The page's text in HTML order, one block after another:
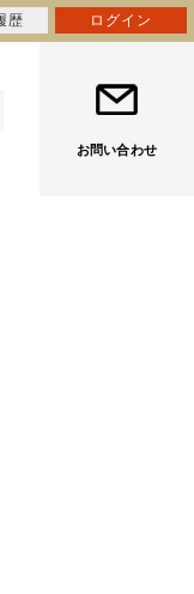
お問い合わせ
歴 ログイン